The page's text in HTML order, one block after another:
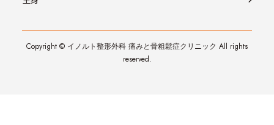
Copyright © イノルト整形外科 痛みと骨粗鬆症クリニック All rights
reserved.